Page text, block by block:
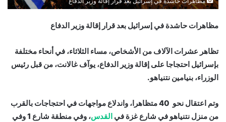
مظاهرات حاشدة في إسرائيل بعد قرار إقالة وزير الدفاع
تظاهر عشرات الآلاف من الأشخاص، مساء الثلاثاء، في أنحاء مختلفة
بإسرائيل احتجاجا على إقالة وزير الدفاع، يوآف غالانت، من قبل رئيس
الوزراء، بنيامين نتنياهو.
وتم اعتقال نحو 40 متظاهرا، واندلاع مواجهات في احتجاجات بالقرب
من منزل نتنياهو في شارع غزة في القدس
، وفي منطقة شارع 1 وفي